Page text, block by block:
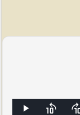
Play
Skip